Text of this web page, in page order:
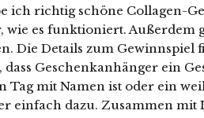
ich richtig schöne Collagen-
wie es funktioniert. Außerdem
Die Details zum Gewinnspiel
Geschenkanhänger ein
Tag mit Namen ist oder ein
einfach dazu. Zusammen mit